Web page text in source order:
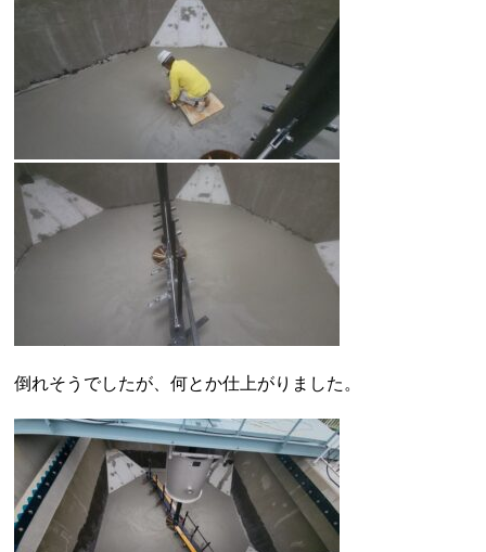
倒れそうでしたが、何とか仕上がりました。